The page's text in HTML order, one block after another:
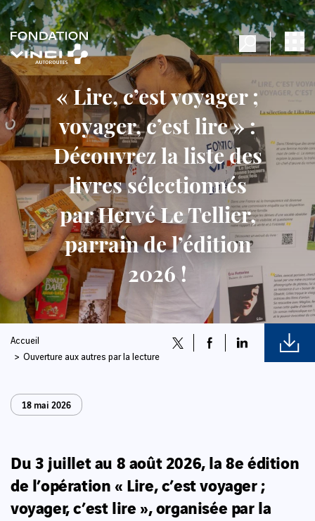
« Lire, c’est voyager ;
voyager, c’est lire » :
Découvrez la liste des
livres sélectionnés
par Hervé Le Tellier,
parrain de l’édition
2026 !
Accueil
Ouverture aux autres par la lecture
18 mai 2026
Du 3 juillet au 8 août 2026, la 8e édition
de l’opération « Lire, c’est voyager ;
voyager, c’est lire », organisée par la